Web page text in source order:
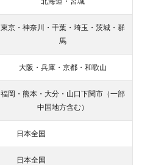
東京・神奈川・千葉・埼玉・茨城・群
馬
大阪・兵庫・京都・和歌山
福岡・熊本・大分・山口下関市（一部
中国地方含む）
日本全国
日本全国